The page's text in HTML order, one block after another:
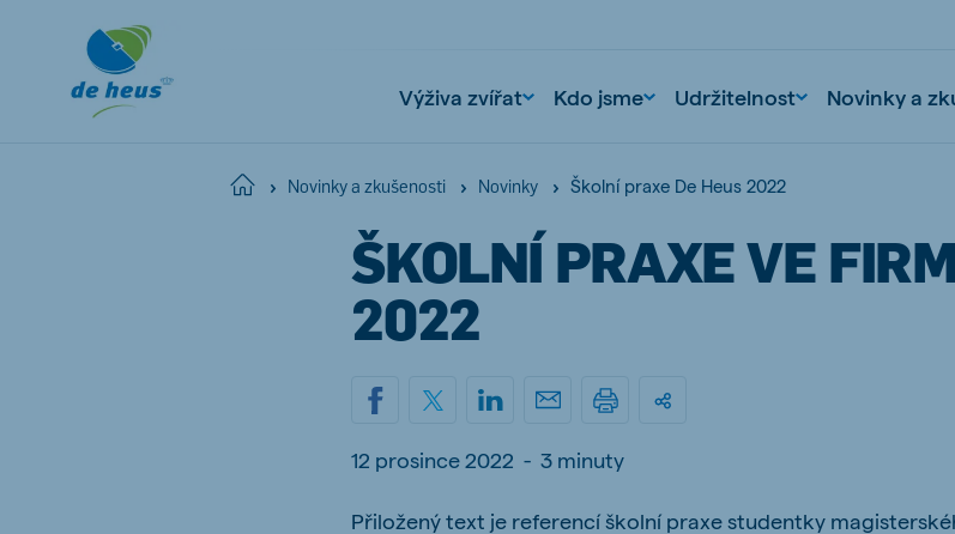
Výživa zvířat Kdo jsme Udržitelnost Novinky a
Home Novinky a zkušenosti Novinky Školní praxe De Heus 2022
ŠKOLNÍ PRAXE VE
2022
12 prosince 2022 - 3 minuty
Přiložený text je referencí školní praxe studentky
Spanish Serbian